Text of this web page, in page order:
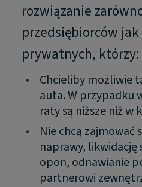
rozwiązanie
przedsiębiorców jak
prywatnych, którzy:
•
Chcieliby możliwie
auta. W przypadku
raty są niższe niż w
•
Nie chcą zajmować
naprawy, likwidację
opon, odnawianie
partnerowi